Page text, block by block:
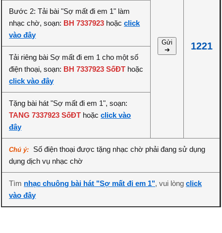
Gửi
➔
1221
Bước 2: Tải bài "Sợ mất đi em 1" làm
nhạc chờ, soạn: BH 7337923 hoặcclick
vào đây
Tải riêng bài Sợ mất đi em 1 cho một số
điện thoại, soạn: BH 7337923 SốĐT hoặc
click vào đây
Tặng bài hát "Sợ mất đi em 1", soạn:
TANG 7337923 SốĐT hoặcclick vào
đây
Chú ý:
Số điện thoại được tặng nhạc chờ phải đang sử dụng
dụng dịch vụ nhạc chờ
Tìm nhạc chuông bài hát "Sợ mất đi em 1", vui lòngclick
vào đây